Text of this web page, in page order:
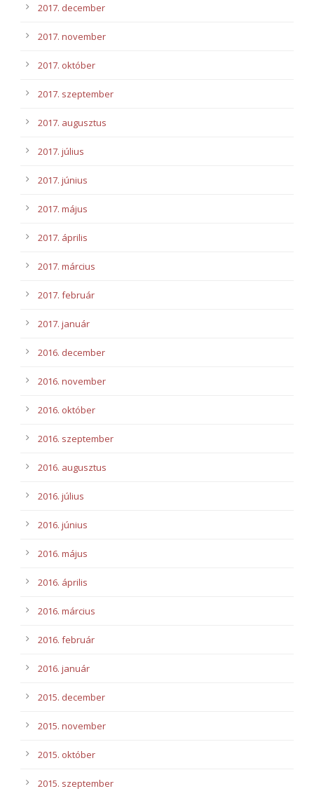
2017. december
2017. november
2017. október
2017. szeptember
2017. augusztus
2017. július
2017. június
2017. május
2017. április
2017. március
2017. február
2017. január
2016. december
2016. november
2016. október
2016. szeptember
2016. augusztus
2016. július
2016. június
2016. május
2016. április
2016. március
2016. február
2016. január
2015. december
2015. november
2015. október
2015. szeptember